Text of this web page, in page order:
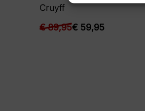
Cruyff
€89,95€ 59,95